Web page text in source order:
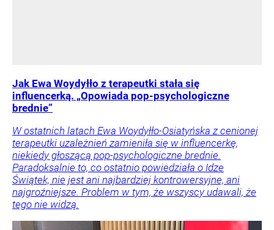
Jak Ewa Woydyłło z terapeutki stała się
influencerką. „Opowiada pop-psychologiczne
brednie”
W ostatnich latach Ewa Woydyłło-Osiatyńska z cenionej
terapeutki uzależnień zamieniła się w influencerkę,
niekiedy głoszącą pop-psychologiczne brednie.
Paradoksalnie to, co ostatnio powiedziała o Idze
Świątek, nie jest ani najbardziej kontrowersyjne, ani
najgroźniejsze. Problem w tym, że wszyscy udawali, że
tego nie widzą.